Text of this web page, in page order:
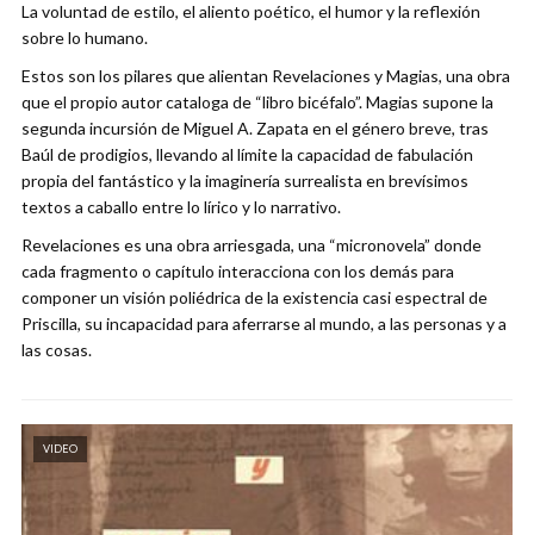
La voluntad de estilo, el aliento poético, el humor y la reflexión
sobre lo humano.
Estos son los pilares que alientan Revelaciones y Magias, una obra
que el propio autor cataloga de “libro bicéfalo”. Magias supone la
segunda incursión de Miguel A. Zapata en el género breve, tras
Baúl de prodigios, llevando al límite la capacidad de fabulación
propia del fantástico y la imaginería surrealista en brevísimos
textos a caballo entre lo lírico y lo narrativo.
Revelaciones es una obra arriesgada, una “micronovela” donde
cada fragmento o capítulo interacciona con los demás para
componer un visión poliédrica de la existencia casi espectral de
Priscilla, su incapacidad para aferrarse al mundo, a las personas y a
las cosas.
VIDEO